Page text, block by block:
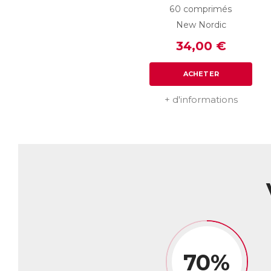
60 comprimés
New Nordic
34,00 €
ACHETER
+ d'informations
70%